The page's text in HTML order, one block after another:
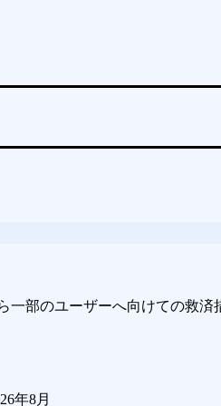
一部のユーザーへ向けての救済
年8月